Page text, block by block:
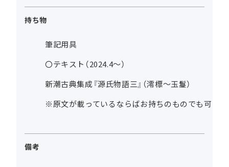
持ち物
筆記用具
〇テキスト（2024.4～）
新潮古典集成『源氏物語三』（澪標～玉鬘）
※原文が載っているならばお持ちのものでも可
備考